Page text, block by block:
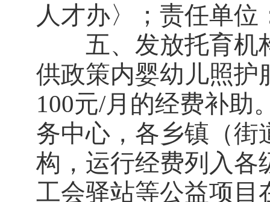
人才办〉；责任单
五、发放托育机构
供政策内婴幼儿照护
100元/月的经费补助
务中心，各乡镇（街
构，运行经费列入各
工会驿站等公益项目